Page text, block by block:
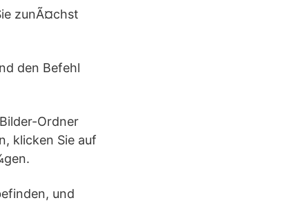
zunÃ¤chst
den Befehl
Ordner
klicken Sie auf
und